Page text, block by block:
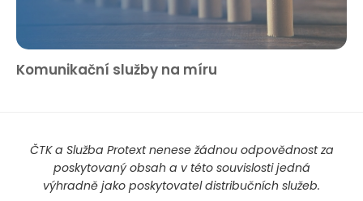
Komunikační služby na míru
ČTK a Služba Protext nenese žádnou odpovědnost za
poskytovaný obsah a v této souvislosti jedná
výhradně jako poskytovatel distribučních služeb.